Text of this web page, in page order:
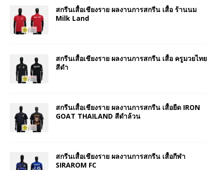
สกรีนเสื้อเชียงราย ผลงานการสกรีน เสื้อ ร้านนม
Milk Land
สกรีนเสื้อเชียงราย ผลงานการสกรีน เสื้อ ครูมวยไทย
สีดำ
สกรีนเสื้อเชียงราย ผลงานการสกรีน เสื้อยืด IRON
GOAT THAILAND สีดำล้วน
สกรีนเสื้อเชียงราย ผลงานการสกรีน เสื้อกีฬา
SIRAROM FC